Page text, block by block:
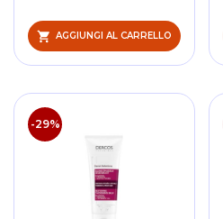
AGGIUNGI AL CARRELLO
-29%